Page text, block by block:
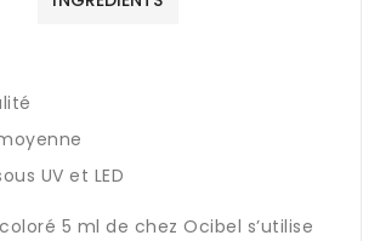
UV et LED
coloré 5 ml de chez Ocibel s’utilise